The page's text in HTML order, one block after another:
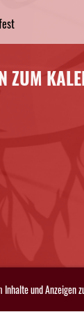
Inhalte und
ZUM